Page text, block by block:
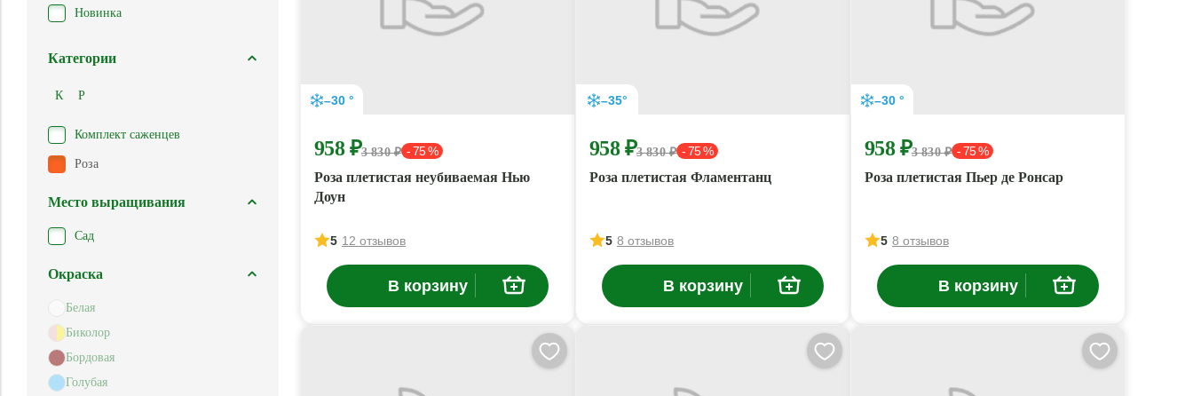
Новинка
Категории
К Р
Комплект саженцев
Роза
Место выращивания
Сад
Окраска
Белая
Биколор
Бордовая
Голубая
–30 °
958 ₽3 830 ₽ - 75 %
Роза плетистая неубиваемая Нью
Доун
5 12 отзывов
В корзину
–35°
958 ₽3 830 ₽ - 75 %
Роза плетистая Фламентанц
5 8 отзывов
В корзину
–30 °
958 ₽3 830 ₽ - 75 %
Роза плетистая Пьер де Ронсар
5 8 отзывов
В корзину